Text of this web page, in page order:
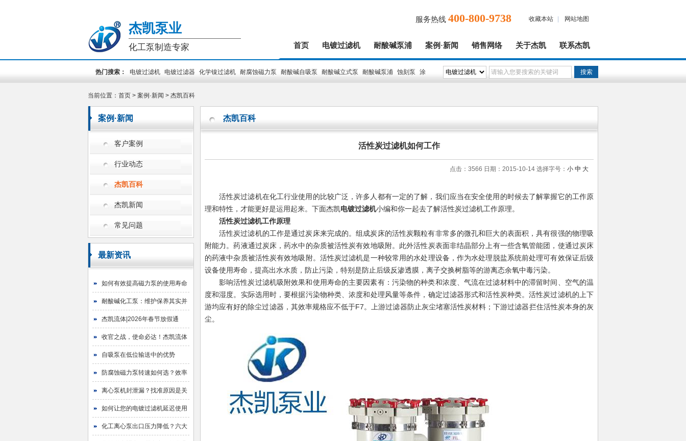
杰凯泵业
化工泵制造专家
收藏本站 网站地图
服务热线 400-800-9738
首页 电镀过滤机 耐酸碱泵浦 案例·新闻 销售网络 关于杰凯 联系杰凯
热门搜索： 电镀过滤机 电镀过滤器 化学镍过滤机 耐腐蚀磁力泵 耐酸碱自吸泵 耐酸碱立式泵 耐酸碱泵浦 蚀刻泵
涂
当前位置： 首页 > 案例·新闻 > 杰凯百科
案例·新闻
客户案例
行业动态
杰凯百科
杰凯新闻
常见问题
最新资讯
如何有效提高磁力泵的使用寿命
耐酸碱化工泵：维护保养其实并
不难
杰凯流体|2026年春节放假通
知！
收官之战，使命必达！杰凯流体
2025年目标圆满达成
自吸泵在低位输送中的优势
防腐蚀磁力泵转速如何选？效率
与寿命的平衡艺术
离心泵机封泄漏？找准原因是关
键！
如何让您的电镀过滤机延迟使用
寿命
化工离心泵出口压力降低？六大
杰凯百科
活性炭过滤机如何工作
点击：3566 日期：2015-10-14 选择字号： 小 中 大
活性炭过滤机在化工行业使用的比较广泛，许多人都有一定的了解，我们应当在安全使用的时候去了解掌握它的工作原
理和特性，才能更好是运用起来。下面杰凯电镀过滤机小编和你一起去了解活性炭过滤机工作原理。
活性炭过滤机工作原理
活性炭过滤机的工作是通过炭床来完成的。组成炭床的活性炭颗粒有非常多的微孔和巨大的表面积，具有很强的物理吸
附能力。药液通过炭床，药水中的杂质被活性炭有效地吸附。此外活性炭表面非结晶部分上有一些含氧管能团，使通过炭床
的药液中杂质被活性炭有效地吸附。活性炭过滤机是一种较常用的水处理设备，作为水处理脱盐系统前处理可有效保证后级
设备使用寿命，提高出水水质，防止污染，特别是防止后级反渗透膜，离子交换树脂等的游离态余氧中毒污染。
影响活性炭过滤机吸附效果和使用寿命的主要因素有：污染物的种类和浓度、气流在过滤材料中的滞留时间、空气的温
度和湿度。实际选用时，要根据污染物种类、浓度和处理风量等条件，确定过滤器形式和活性炭种类。活性炭过滤机的上下
游均应有好的除尘过滤器，其效率规格应不低于F7。上游过滤器防止灰尘堵塞活性炭材料；下游过滤器拦住活性炭本身的灰
尘。